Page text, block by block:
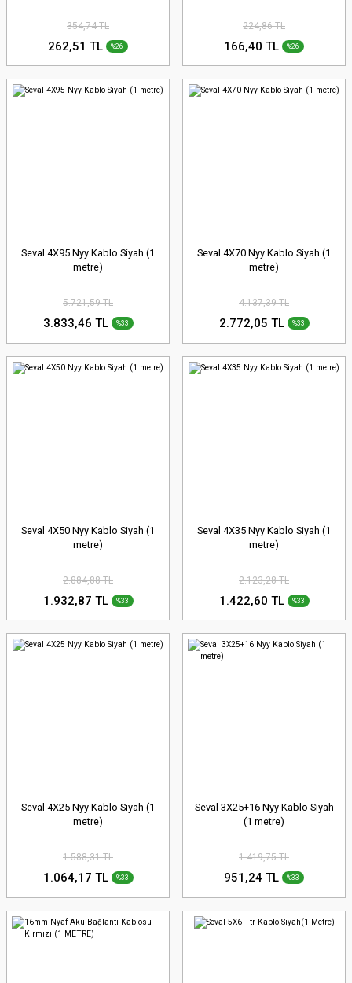
354,74 TL
262,51 TL %26
224,86 TL
166,40 TL %26
Seval 4X95 Nyy Kablo Siyah (1
metre)
5.721,59 TL
3.833,46 TL %33
Seval 4X70 Nyy Kablo Siyah (1
metre)
4.137,39 TL
2.772,05 TL %33
Seval 4X50 Nyy Kablo Siyah (1
metre)
2.884,88 TL
1.932,87 TL %33
Seval 4X35 Nyy Kablo Siyah (1
metre)
2.123,28 TL
1.422,60 TL %33
Seval 4X25 Nyy Kablo Siyah (1
metre)
1.588,31 TL
1.064,17 TL %33
Seval 3X25+16 Nyy Kablo Siyah
(1 metre)
1.419,75 TL
951,24 TL %33